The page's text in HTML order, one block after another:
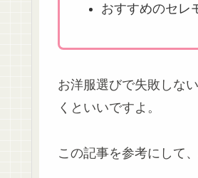
おすすめのセレ
お洋服選びで失敗しな
くといいですよ。
この記事を参考にして